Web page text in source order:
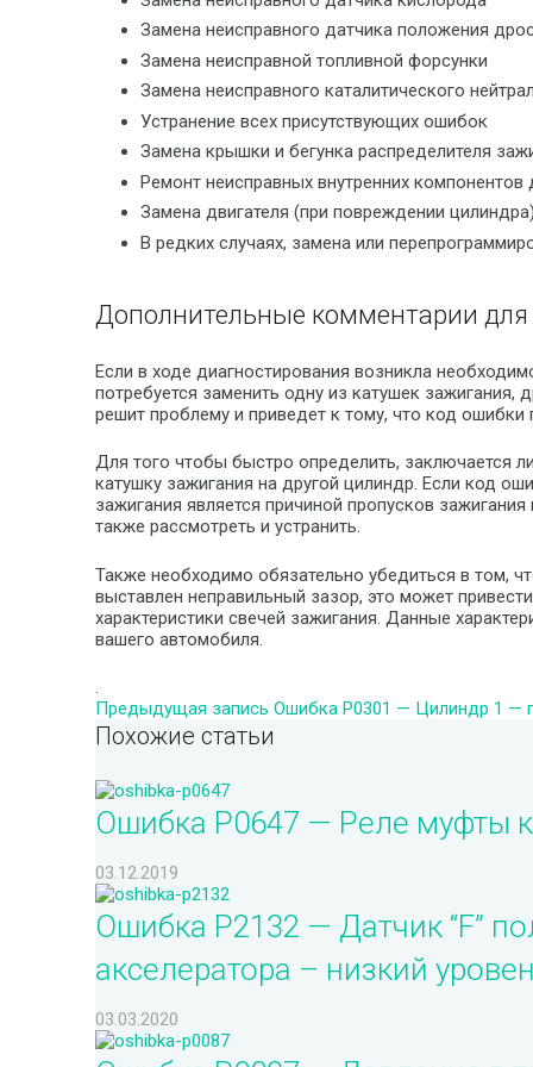
Замена неисправного датчика положения
Замена неисправной топливной форсунки
Замена неисправного каталитического
Устранение всех присутствующих ошибок
Замена крышки и бегунка распределителя
Ремонт неисправных внутренних компонентов
Замена двигателя (при повреждении
В редких случаях, замена или
Дополнительные комментарии для
Если в ходе диагностирования возникла
потребуется заменить одну из катушек зажигания,
решит проблему и приведет к тому, что код ошибки
Для того чтобы быстро определить, заключается
катушку зажигания на другой цилиндр. Если код
зажигания является причиной пропусков
также рассмотреть и устранить.
Также необходимо обязательно убедиться в том,
выставлен неправильный зазор, это может
характеристики свечей зажигания. Данные
вашего автомобиля.
.
Предыдущая запись Ошибка P0301 — Цилиндр 1 —
Похожие статьи
Ошибка P0647 — Реле муфты
03.12.2019
Ошибка P2132 — Датчик “F”
акселератора – низкий
03.03.2020